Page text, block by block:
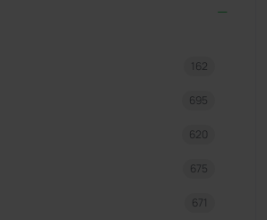
162
695
620
675
671